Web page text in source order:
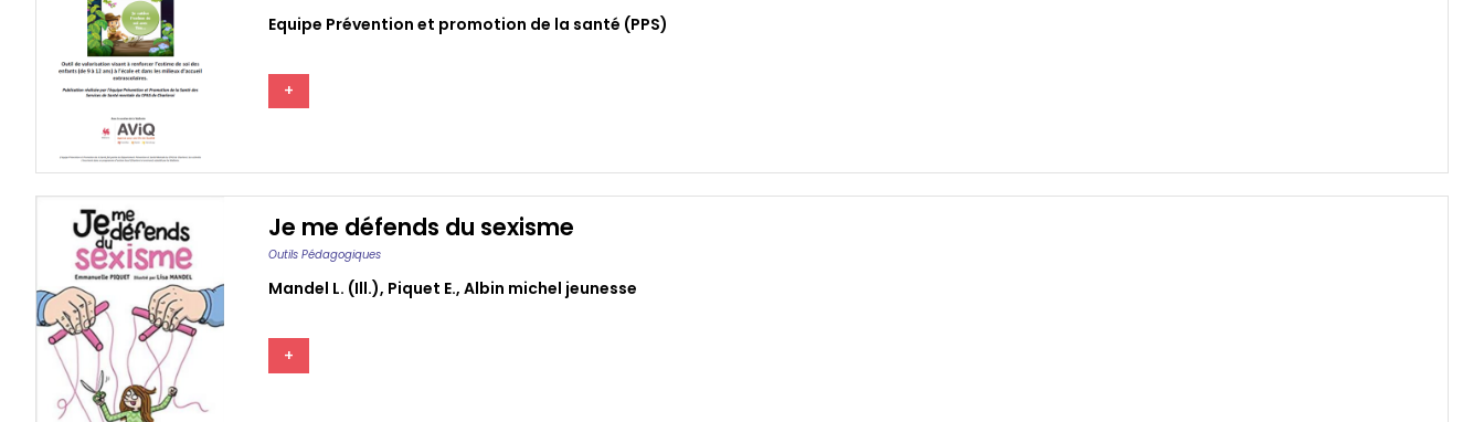
Equipe Prévention et promotion de la santé (PPS)
+
Je me défends du sexisme
Outils Pédagogiques
Mandel L. (ill.), Piquet E., Albin michel jeunesse
+